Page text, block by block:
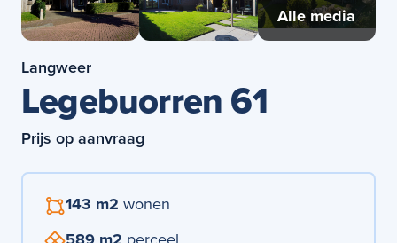
Langweer
Legebuorren 61
Prijs op aanvraag
143 m2 wonen
Alle media